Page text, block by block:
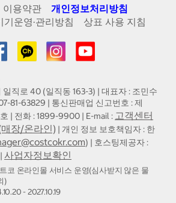
이용약관
개인정보처리방침
운영·관리방침
상표 사용 지침
직로 40 (일직동 163-3) | 대표자 : 조민수
81-63829 | 통신판매업 신고번호 : 제
| 전화 : 1899-9900 | E-mail : 고객센터
장/온라인) | 개인 정보 보호책임자 : 한
) | 호스팅제공자 :
사업자정보확인
코 온라인몰 서비스 운영(심사받지 않은 물
)
- 2027.10.19